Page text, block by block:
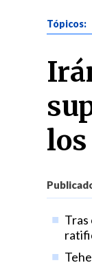
Tópicos:
los
Tras